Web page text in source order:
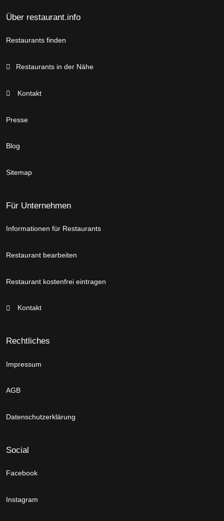
Über restaurant.info
Restaurants finden
Restaurants in der Nähe
Kontakt
Presse
Blog
Sitemap
Für Unternehmen
Informationen für Restaurants
Restaurant bearbeiten
Restaurant kostenfrei eintragen
Kontakt
Rechtliches
Impressum
AGB
Datenschutzerklärung
Social
Facebook
Instagram